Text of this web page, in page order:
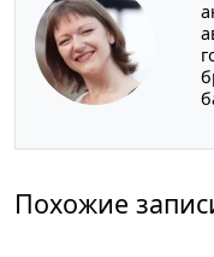
Похожие